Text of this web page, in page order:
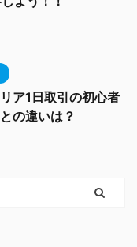
ア1日取引の初心者
の違いは？